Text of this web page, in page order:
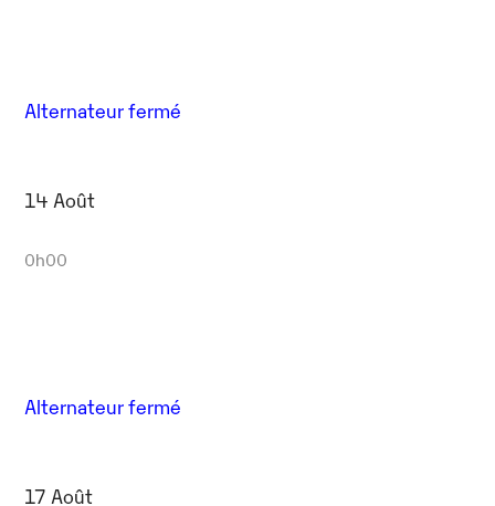
Alternateur fermé
14 Août
0h00
Alternateur fermé
17 Août